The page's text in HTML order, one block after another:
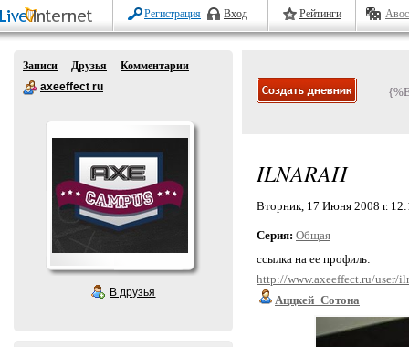
Регистрация Вход Рейтинги
Записи Друзья
Комментарии
axeeffect ru
В друзья
ILNARAH
Вторник, 17 Июня 2008 г.
Серия: Общая
ссылка на ее профиль:
http://www.axeeffect.ru/user/
Аццкей_Сотона